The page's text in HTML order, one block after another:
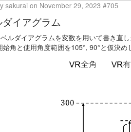
sakurai on November 29, 2023 #705
ダイアグラム
ルダイアグラムを変数を用いて書き直
始角と使用角度範囲を105°, 90°と仮決